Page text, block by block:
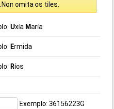
omita os tiles.
Uxía María
Ermida
Ríos
Exemplo: 36156223G